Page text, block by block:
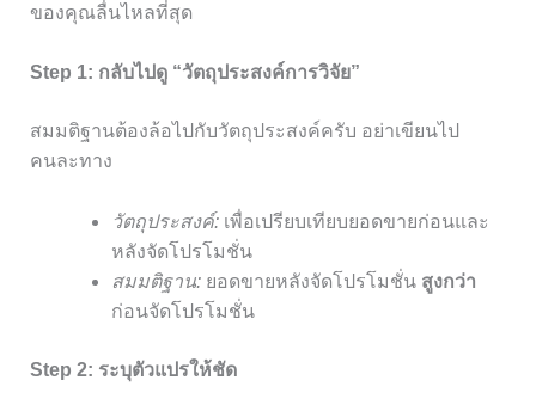
ของคุณลื่นไหลที่สุด
Step 1: กลับไปดู “วัตถุประสงค์การวิจัย”
สมมติฐานต้องล้อไปกับวัตถุประสงค์ครับ อย่าเขียนไป
คนละทาง
วัตถุประสงค์:เพื่อเปรียบเทียบยอดขายก่อนและ
หลังจัดโปรโมชั่น
สมมติฐาน:ยอดขายหลังจัดโปรโมชั่น สูงกว่า
ก่อนจัดโปรโมชั่น
Step 2: ระบุตัวแปรให้ชัด